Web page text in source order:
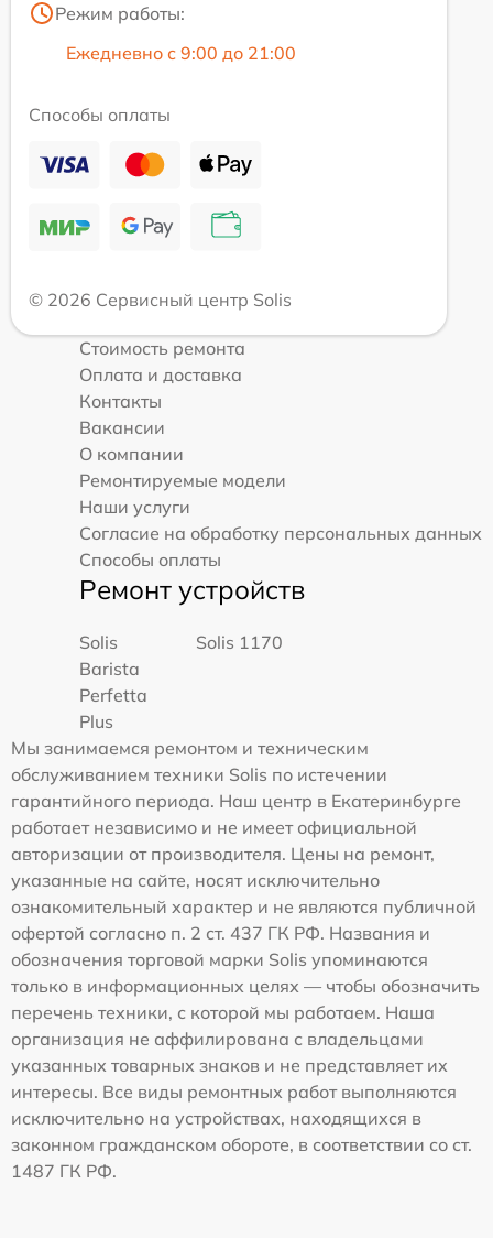
Режим работы:
Ежедневно с 9:00 до 21:00
Способы оплаты
© 2026 Сервисный центр Solis
Стоимость ремонта
Оплата и доставка
Контакты
Вакансии
О компании
Ремонтируемые модели
Наши услуги
Согласие на обработку персональных данных
Способы оплаты
Ремонт устройств
Solis
Barista
Perfetta
Plus
Solis 1170
Мы занимаемся ремонтом и техническим
обслуживанием техники Solis по истечении
гарантийного периода. Наш центр в Екатеринбурге
работает независимо и не имеет официальной
авторизации от производителя. Цены на ремонт,
указанные на сайте, носят исключительно
ознакомительный характер и не являются публичной
офертой согласно п. 2 ст. 437 ГК РФ. Названия и
обозначения торговой марки Solis упоминаются
только в информационных целях — чтобы обозначить
перечень техники, с которой мы работаем. Наша
организация не аффилирована с владельцами
указанных товарных знаков и не представляет их
интересы. Все виды ремонтных работ выполняются
исключительно на устройствах, находящихся в
законном гражданском обороте, в соответствии со ст.
1487 ГК РФ.